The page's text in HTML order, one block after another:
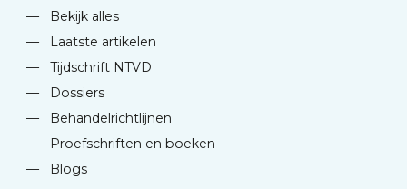
—
Bekijk alles
—
Laatste artikelen
—
Tijdschrift NTVD
—
Dossiers
—
Behandelrichtlijnen
—
Proefschriften en boeken
—
Blogs